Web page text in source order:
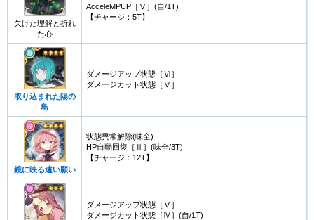
欠けた理解と折れ
た心
AcceleMPUP［Ⅴ］(自/1T)
【チャージ：5T】
取り込まれた陽の
鳥
ダメージアップ状態［Ⅵ］
ダメージカット状態［Ⅴ］
鏡に映る遠い願い
状態異常解除(味全)
HP自動回復［Ⅱ］(味全/3T)
【チャージ：12T】
ダメージアップ状態［Ⅴ］
ダメージカット状態［Ⅳ］(自/1T)